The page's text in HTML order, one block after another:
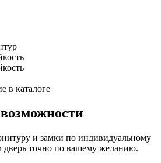
и замки по индивидуальному
дверь точно по вашему желанию.